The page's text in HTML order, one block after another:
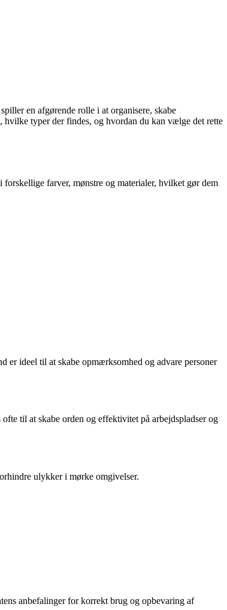
en afgørende rolle i at organisere, skabe
typer der findes, og hvordan du kan vælge det rette
farver, mønstre og materialer, hvilket gør dem
er ideel til at skabe opmærksomhed og advare personer
til at skabe orden og effektivitet på arbejdspladser og
ulykker i mørke omgivelser.
anbefalinger for korrekt brug og opbevaring af